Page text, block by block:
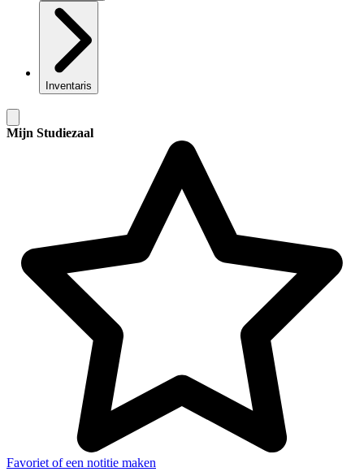
Inventaris
Mijn Studiezaal
Favoriet of een notitie maken